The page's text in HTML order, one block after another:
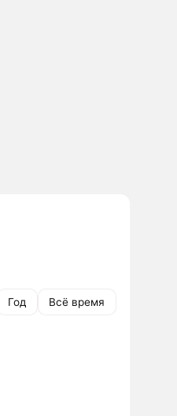
Год Всё время